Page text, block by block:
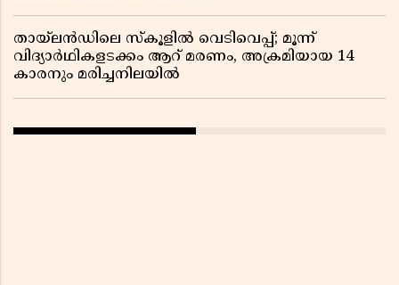
തായ്‌ലൻഡിലെ സ്‌കൂളിൽ വെടിവെപ്പ്; മൂന്ന്
വിദ്യാർഥികളടക്കം ആറ് മരണം, അക്രമിയായ 14
കാരനും മരിച്ചനിലയിൽ